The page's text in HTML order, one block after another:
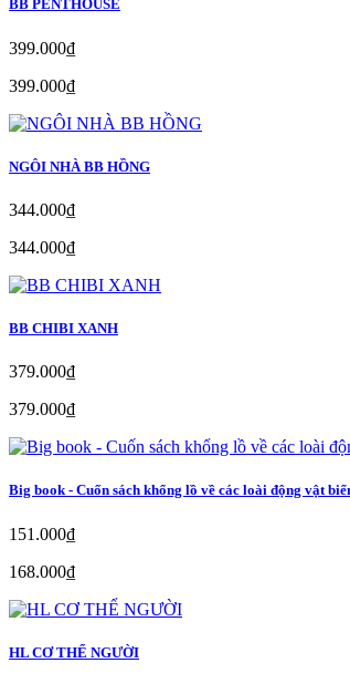
BB PENTHOUSE
399.000₫
399.000₫
NGÔI NHÀ BB HỒNG
344.000₫
344.000₫
BB CHIBI XANH
379.000₫
379.000₫
Big book - Cuốn sách khổng lồ về các loài động vật
151.000₫
168.000₫
HL CƠ THỂ NGƯỜI